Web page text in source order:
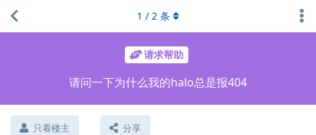
请求帮助
请问一下为什么我的halo总是报404
只看楼主 分享
1 / 2 条